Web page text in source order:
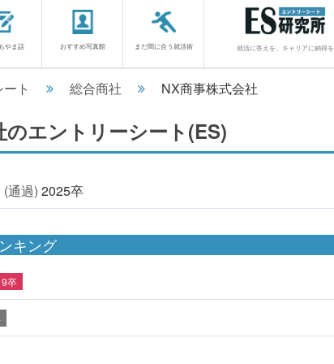
やま話 おすすめ写真館 まだ間に合う就活術 就活に答えを、キャリアに納得を
ト 総合商社 NX商事株式会社
のエントリーシート(ES)
通過) 2025卒
キング
卒